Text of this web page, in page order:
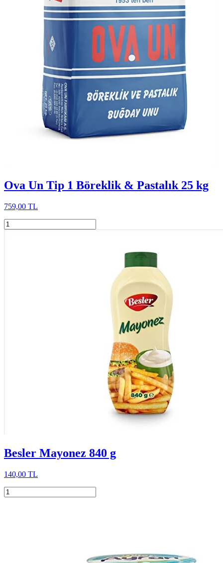
Ova Un Tip 1 Böreklik & Pastalık 25 kg
759,00 TL
Besler Mayonez 840 g
140,00 TL